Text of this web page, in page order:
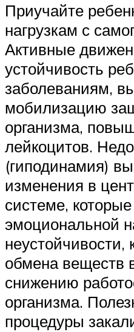
Приучайте
нагрузкам с
Активные
устойчивость
заболеваниям,
мобилизацию
организма,
лейкоцитов.
(гиподинамия)
изменения в
системе,
эмоциональной
обмена веществ
снижению
организма.
процедуры